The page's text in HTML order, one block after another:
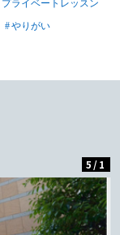
プライベートレッスン
やりがい
5 /1